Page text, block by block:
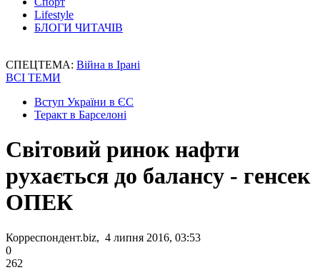
Lifestyle
БЛОГИ ЧИТАЧІВ
СПЕЦТЕМА: Війна в Ірані
ВСІ ТЕМИ
Вступ України в ЄС
Теракт в Барселоні
Світовий ринок нафти
рухається до балансу - генсек
ОПЕК
Корреспондент.biz, 4 липня 2016, 03:53
0
262